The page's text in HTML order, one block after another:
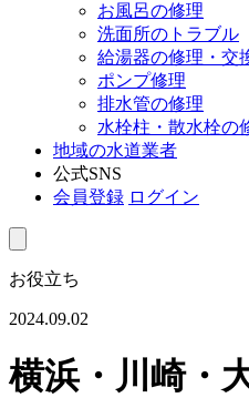
お風呂の修理
洗面所のトラブル
給湯器の修理・交
ポンプ修理
排水管の修理
水栓柱・散水栓の
地域の水道業者
公式SNS
会員登録 ログイン
お役立ち
2024.09.02
横浜・川崎・